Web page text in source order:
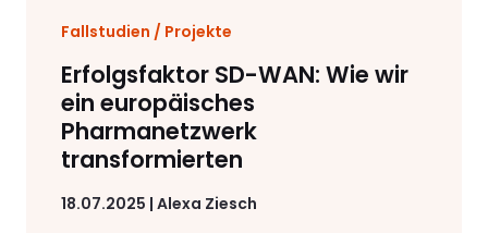
Fallstudien / Projekte
Erfolgsfaktor SD-WAN: Wie wir
ein europäisches
Pharmanetzwerk
transformierten
18.07.2025 | Alexa Ziesch